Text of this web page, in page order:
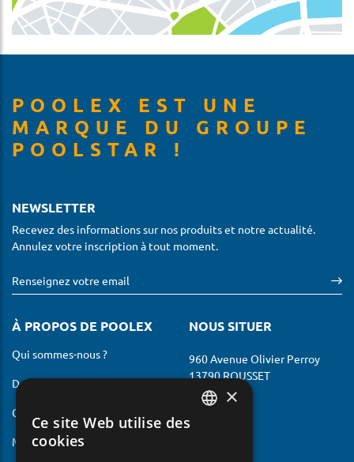
POOLEX EST UNE
MARQUE DU GROUPE
POOLSTAR !
NEWSLETTER
Recevez des informations sur nos produits et notre actualité.
Annulez votre inscription à tout moment.
À PROPOS DE POOLEX
Qui sommes-nous ?
Devenir revendeur
Contactez-nous
Mentions légales
NOUS SITUER
960 Avenue Olivier Perroy
13790 ROUSSET
France
FRENCH
×
Ce site Web utilise des
cookies